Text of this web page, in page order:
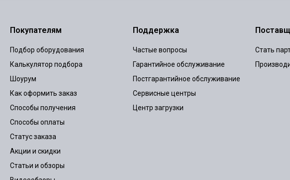
Покупателям
Подбор оборудования
Калькулятор подбора
Шоурум
Как оформить заказ
Способы получения
Способы оплаты
Статус заказа
Акции и скидки
Статьи и обзоры
Поддержка
Частые вопросы
Гарантийное обслуживание
Постгарантийное обслуживание
Сервисные центры
Центр загрузки
Стать